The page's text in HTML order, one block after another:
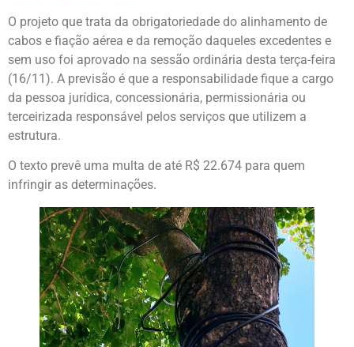
O projeto que trata da obrigatoriedade do alinhamento de
cabos e fiação aérea e da remoção daqueles excedentes e
sem uso foi aprovado na sessão ordinária desta terça-feira
(16/11). A previsão é que a responsabilidade fique a cargo
da pessoa jurídica, concessionária, permissionária ou
terceirizada responsável pelos serviços que utilizem a
estrutura.
O texto prevê uma multa de até R$ 22.674 para quem
infringir as determinações.